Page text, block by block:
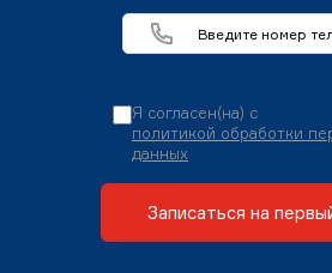
Я согласен(на) с
политикой обработки
данных
Записаться на